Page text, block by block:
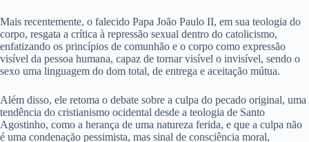
Mais recentemente, o falecido Papa João Paulo II, em sua teologia do
corpo, resgata a crítica à repressão sexual dentro do catolicismo,
enfatizando os princípios de comunhão e o corpo como expressão
visível da pessoa humana, capaz de tornar visível o invisível, sendo o
sexo uma linguagem do dom total, de entrega e aceitação mútua.
Além disso, ele retoma o debate sobre a culpa do pecado original, uma
tendência do cristianismo ocidental desde a teologia de Santo
Agostinho, como a herança de uma natureza ferida, e que a culpa não
é uma condenação pessimista, mas sinal de consciência moral,